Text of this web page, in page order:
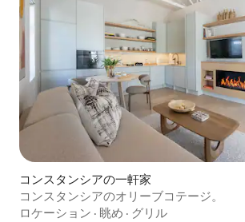
コンスタンシアの一軒家
コンスタンシアのオリーブコテージ。
ロケーション · 眺め · グリル